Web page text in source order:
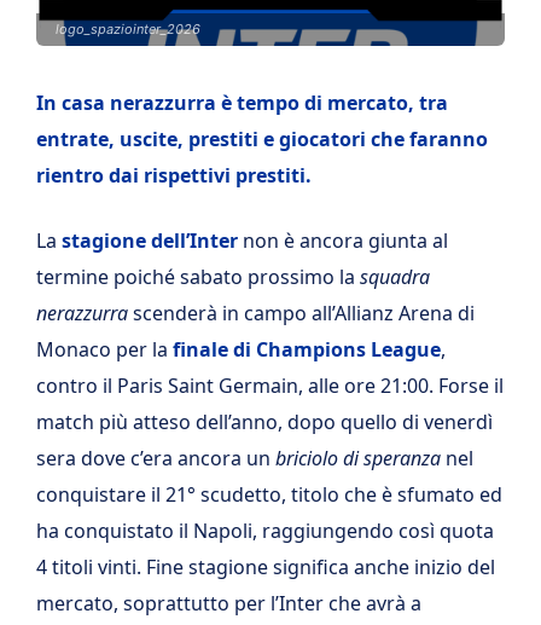
logo_spaziointer_2026
In casa nerazzurra è tempo di mercato, tra
entrate, uscite, prestiti e giocatori che faranno
rientro dai rispettivi prestiti.
La stagione dell’Inter non è ancora giunta al
termine poiché sabato prossimo la squadra
nerazzurrascenderà in campo all’Allianz Arena di
Monaco per la finale di Champions League,
contro il Paris Saint Germain, alle ore 21:00. Forse il
match più atteso dell’anno, dopo quello di venerdì
sera dove c’era ancora un briciolo di speranza nel
conquistare il 21° scudetto, titolo che è sfumato ed
ha conquistato il Napoli, raggiungendo così quota
4 titoli vinti. Fine stagione significa anche inizio del
mercato, soprattutto per l’Inter che avrà a